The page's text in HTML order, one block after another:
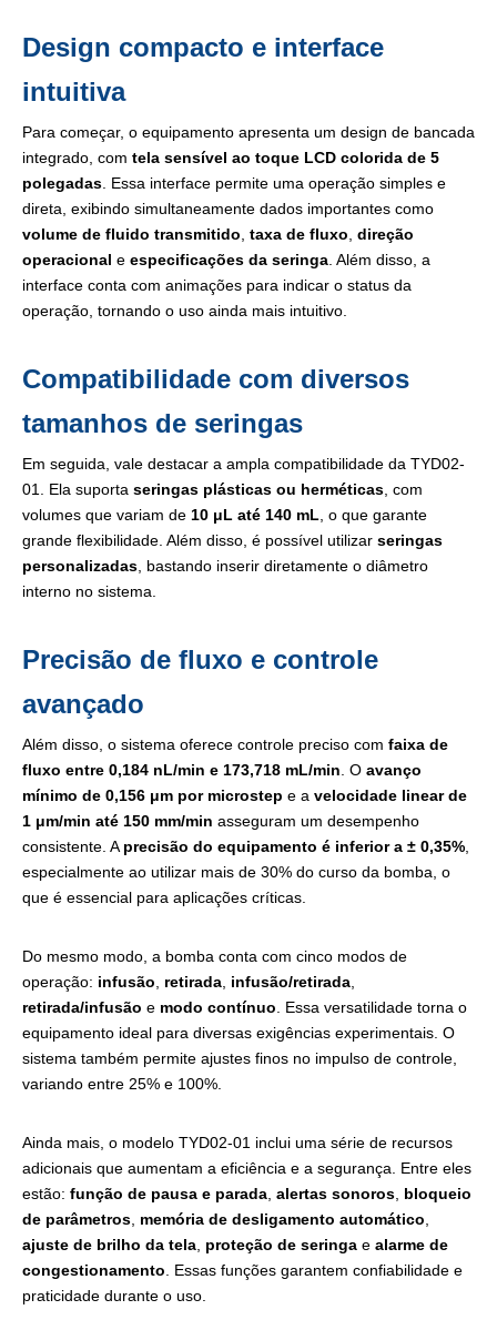
Design compacto e interface
intuitiva
Para começar, o equipamento apresenta um design de bancada
integrado, com tela sensível ao toque LCD colorida de 5
polegadas. Essa interface permite uma operação simples e
direta, exibindo simultaneamente dados importantes como
volume de fluido transmitido, taxa de fluxo, direção
operacional e especificações da seringa. Além disso, a
interface conta com animações para indicar o status da
operação, tornando o uso ainda mais intuitivo.
Compatibilidade com diversos
tamanhos de seringas
Em seguida, vale destacar a ampla compatibilidade da TYD02-
01. Ela suporta seringas plásticas ou herméticas, com
volumes que variam de 10 μL até 140 mL, o que garante
grande flexibilidade. Além disso, é possível utilizar seringas
personalizadas, bastando inserir diretamente o diâmetro
interno no sistema.
Precisão de fluxo e controle
avançado
Além disso, o sistema oferece controle preciso com faixa de
fluxo entre 0,184 nL/min e 173,718 mL/min. O avanço
mínimo de 0,156 μm por microstep e a velocidade linear de
1 μm/min até 150 mm/min asseguram um desempenho
consistente. Aprecisão do equipamento é inferior a ± 0,35%,
especialmente ao utilizar mais de 30% do curso da bomba, o
que é essencial para aplicações críticas.
Do mesmo modo, a bomba conta com cinco modos de
operação: infusão, retirada, infusão/retirada,
retirada/infusão e modo contínuo. Essa versatilidade torna o
equipamento ideal para diversas exigências experimentais. O
sistema também permite ajustes finos no impulso de controle,
variando entre 25% e 100%.
Ainda mais, o modelo TYD02-01 inclui uma série de recursos
adicionais que aumentam a eficiência e a segurança. Entre eles
estão: função de pausa e parada, alertas sonoros, bloqueio
de parâmetros, memória de desligamento automático,
ajuste de brilho da tela, proteção de seringa e alarme de
congestionamento. Essas funções garantem confiabilidade e
praticidade durante o uso.